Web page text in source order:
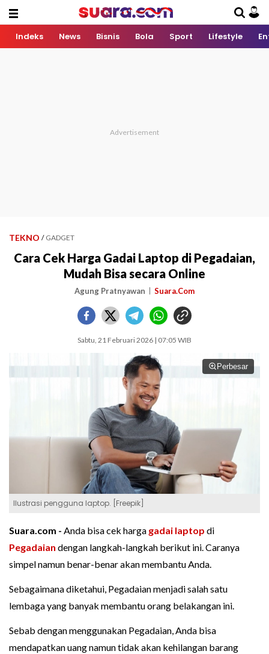
Indeks News Bisnis Bola Sport Lifestyle
TEKNO / GADGET
Cara Cek Harga Gadai Laptop di Pegadaian,
Mudah Bisa secara Online
Agung Pratnyawan Suara.Com
Sabtu, 21 Februari 2026 | 07:05 WIB
Perbesar
Ilustrasi pengguna laptop. [Freepik]
Suara.com - Anda bisa cek harga gadai laptop di
Pegadaian dengan langkah-langkah berikut ini. Caranya
simpel namun benar-benar akan membantu Anda.
Sebagaimana diketahui, Pegadaian menjadi salah satu
lembaga yang banyak membantu orang belakangan ini.
Sebab dengan menggunakan Pegadaian, Anda bisa
mendapatkan uang namun tidak akan kehilangan barang